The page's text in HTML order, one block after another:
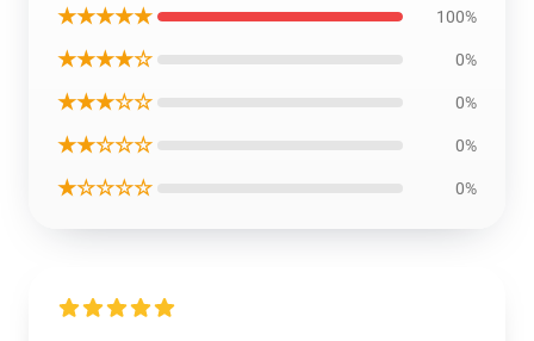
★★★★★ 100%
★★★★☆ 0%
★★★☆☆ 0%
★★☆☆☆ 0%
★☆☆☆☆ 0%